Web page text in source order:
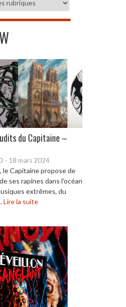
du Capitaine –
- 18 mars 2024
le Capitaine propose de
ses rapines dans l’océan
extrêmes, du
Lire la suite